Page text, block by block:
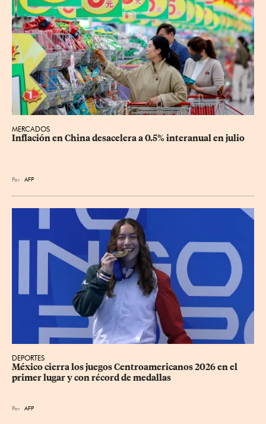
MERCADOS
Inflación en China desacelera a 0.5% interanual en julio
Por AFP
DEPORTES
México cierra los juegos Centroamericanos 2026 en el
primer lugar y con récord de medallas
Por AFP